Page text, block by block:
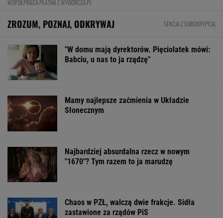
WSPÓŁPRACA PŁATNA Z WYBORCZA.PL
ZROZUM, POZNAJ, ODKRYWAJ SEKCJA Z SUBSKRYPCJĄ
"W domu mają dyrektorów. Pięciolatek mówi:
Babciu, u nas to ja rządzę"
Mamy najlepsze zaćmienia w Układzie
Słonecznym
Najbardziej absurdalna rzecz w nowym
"1670"? Tym razem to ja marudzę
Chaos w PZŁ, walczą dwie frakcje. Sidła
zastawione za rządów PiS